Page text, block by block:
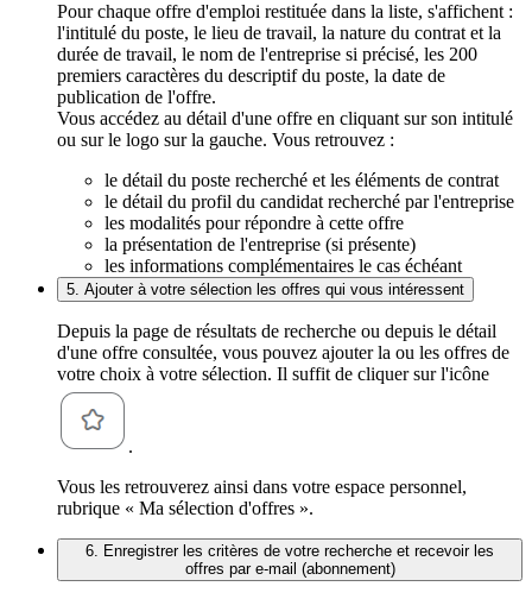
Pour chaque offre d'emploi restituée dans la liste, s'affichent :
l'intitulé du poste, le lieu de travail, la nature du contrat et la
durée de travail, le nom de l'entreprise si précisé, les 200
premiers caractères du descriptif du poste, la date de
publication de l'offre.
Vous accédez au détail d'une offre en cliquant sur son intitulé
ou sur le logo sur la gauche. Vous retrouvez :
le détail du poste recherché et les éléments de contrat
le détail du profil du candidat recherché par l'entreprise
les modalités pour répondre à cette offre
la présentation de l'entreprise (si présente)
les informations complémentaires le cas échéant
5. Ajouter à votre sélection les offres qui vous intéressent
Depuis la page de résultats de recherche ou depuis le détail
d'une offre consultée, vous pouvez ajouter la ou les offres de
votre choix à votre sélection. Il suffit de cliquer sur l'icône
.
Vous les retrouverez ainsi dans votre espace personnel,
rubrique « Ma sélection d'offres ».
6. Enregistrer les critères de votre recherche et recevoir les
offres par e-mail (abonnement)